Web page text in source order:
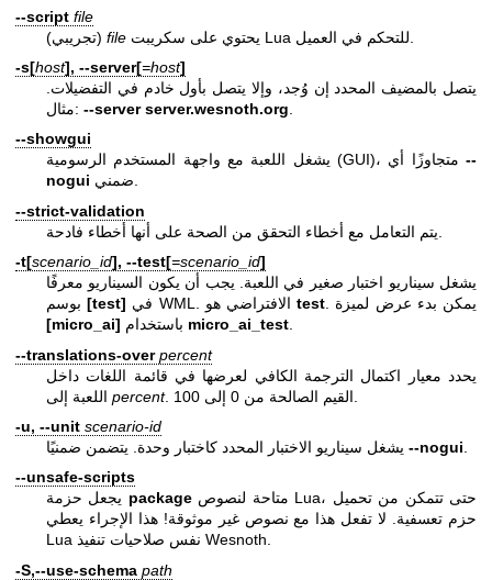
--script file
(تجريبي) file
-s[host], --server[=host]
يتصل بالمضيف المحدد إن وُجد، وإلا يتصل بأول خادم في التفضيلات.
مثال: --server server.wesnoth.org
--showgui
يشغل اللعبة مع واجهة المستخدم الرسومية (GUI)، متجاوزًا أي--
nogui
ضمني.
--strict-validation
-t[scenario_id], --test[=scenario_id]
يشغل سيناريو اختبار صغير في اللعبة. يجب أن يكون السيناريو معرفًا
بوسم[test] في WML. الافتراضي هوtest
. يمكن بدء عرض لميزة
[micro_ai]
micro_ai_test.
--translations-overpercent
يحدد معيار اكتمال الترجمة الكافي لعرضها في قائمة اللغات داخل
percent
-u, --unit scenario-id
--nogui
--unsafe-scripts
packageمتاحة لنصوص Lua، حتى تتمكن من تحميل
حزم تعسفية. لا تفعل هذا مع نصوص غير موثوقة! هذا الإجراء يعطي
Lua نفس صلاحيات تنفيذ Wesnoth.
-S,--use-schema path